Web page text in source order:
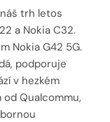
trh letos
a Nokia C32.
Nokia G42 5G.
podporuje
v hezkém
Qualcommu,